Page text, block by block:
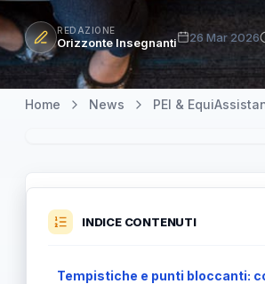
REDAZIONE
Orizzonte Insegnanti 26 Mar 2026
Home News PEI &
INDICE CONTENUTI
Tempistiche e punti bloccanti: